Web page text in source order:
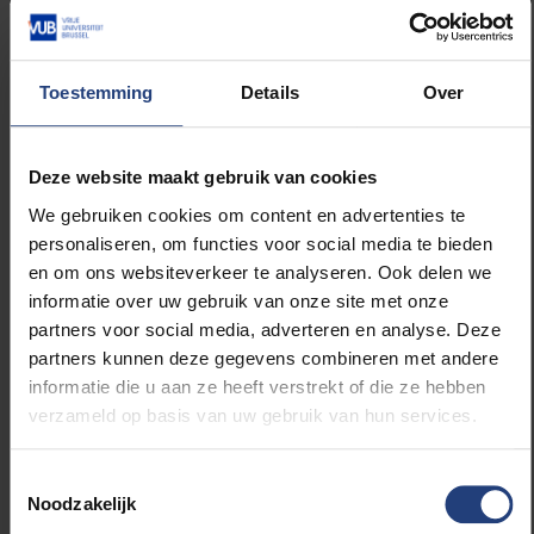
Toestemming Details Over
Deze website maakt gebruik van cookies
We gebruiken cookies om content en advertenties te
personaliseren, om functies voor social media te bieden
en om ons websiteverkeer te analyseren. Ook delen we
informatie over uw gebruik van onze site met onze
partners voor social media, adverteren en analyse. Deze
partners kunnen deze gegevens combineren met andere
informatie die u aan ze heeft verstrekt of die ze hebben
verzameld op basis van uw gebruik van hun services.
Noodzakelijk
Aangezien de heropening van de economie sterk
afhankelijk is van de vaccinatiecampagne, werd ook
gekeken hoe de testpersonen het verdere verloop
van de economie beoordeelden (zowel hun
persoonlijke als de macro-economische situatie). De
het consumentenvertrouwen, een variabele die ook
maandelijks door de Nationale Bank wordt berekend.
Ook hierbij tekende de groep die blootgesteld werd
aan desinformatie een lager
consumentenvertrouwen op. Bovendien tonen de
resultaten aan dat personen die hoger opgeleid en
mannelijk zijn en die een groter vertrouwen hebben in
de overheid en in de wetenschap minder vatbaar zijn
voor de effecten van desinformatie.
zorgwekkend, aangezien de